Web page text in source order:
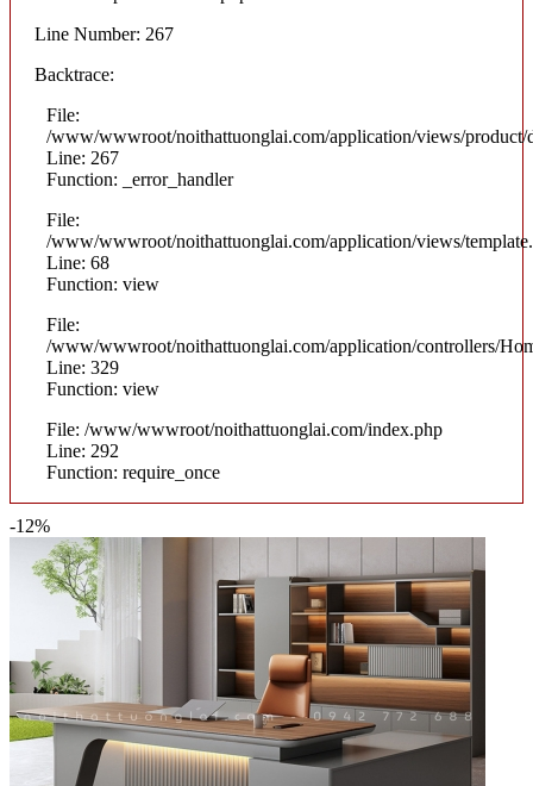
Line Number: 267
Backtrace:
File:
/www/wwwroot/noithattuonglai.com/application/views/product/
Line: 267
Function: _error_handler
File:
/www/wwwroot/noithattuonglai.com/application/views/
Line: 68
Function: view
File:
/www/wwwroot/noithattuonglai.com/application/controllers/
Line: 329
Function: view
File: /www/wwwroot/noithattuonglai.com/index.php
Line: 292
Function: require_once
-12%